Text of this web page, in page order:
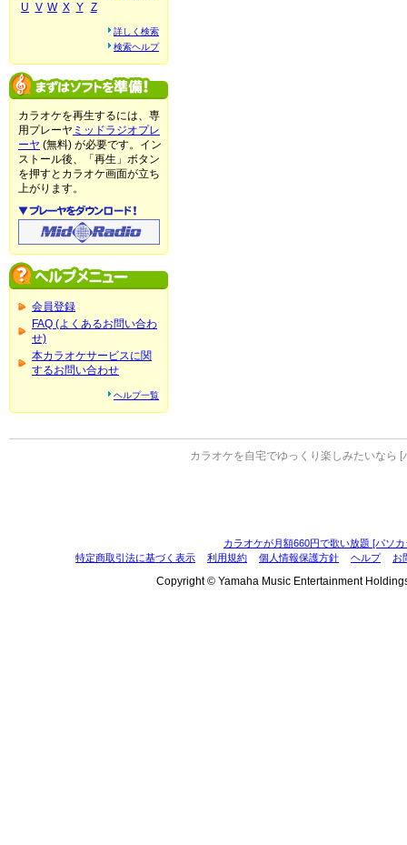
U V W X Y Z
詳しく検索
検索ヘルプ
カラオケを再生するには、専
用プレーヤ ミッドラジオプレ
ーヤ (無料) が必要です。イン
ストール後、「再生」ボタン
を押すとカラオケ画面が立ち
上がります。
会員登録
FAQ (よくあるお問い合わ
せ)
本カラオケサービスに関
するお問い合わせ
ヘルプ一覧
カラオケを自宅でゆっくり楽しみたいなら [
カラオケが月額660円で歌い放題 [パソ
特定商取引法に基づく表示
利用規約 個人情報保護方針 ヘルプ お
Copyright © Yamaha Music Entertainment